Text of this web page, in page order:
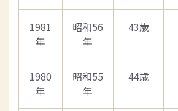
1981
年
昭和56
年
43歳
1980
年
昭和55
年
44歳